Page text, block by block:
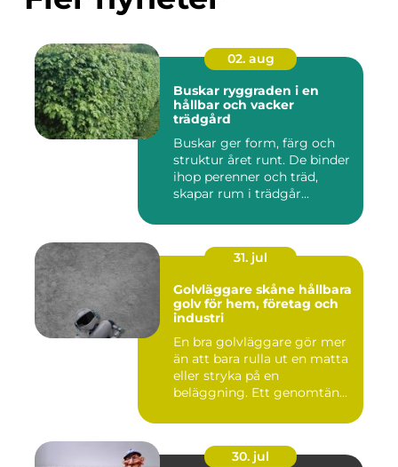
02. aug
Buskar ryggraden i en
hållbar och vacker
trädgård
Buskar ger form, färg och
struktur året runt. De binder
ihop perenner och träd,
skapar rum i trädgår...
31. jul
Golvläggare skåne hållbara
golv för hem, företag och
industri
En bra golvläggare gör mer
än att bara rulla ut en matta
eller stryka på en
beläggning. Ett genomtän...
30. jul